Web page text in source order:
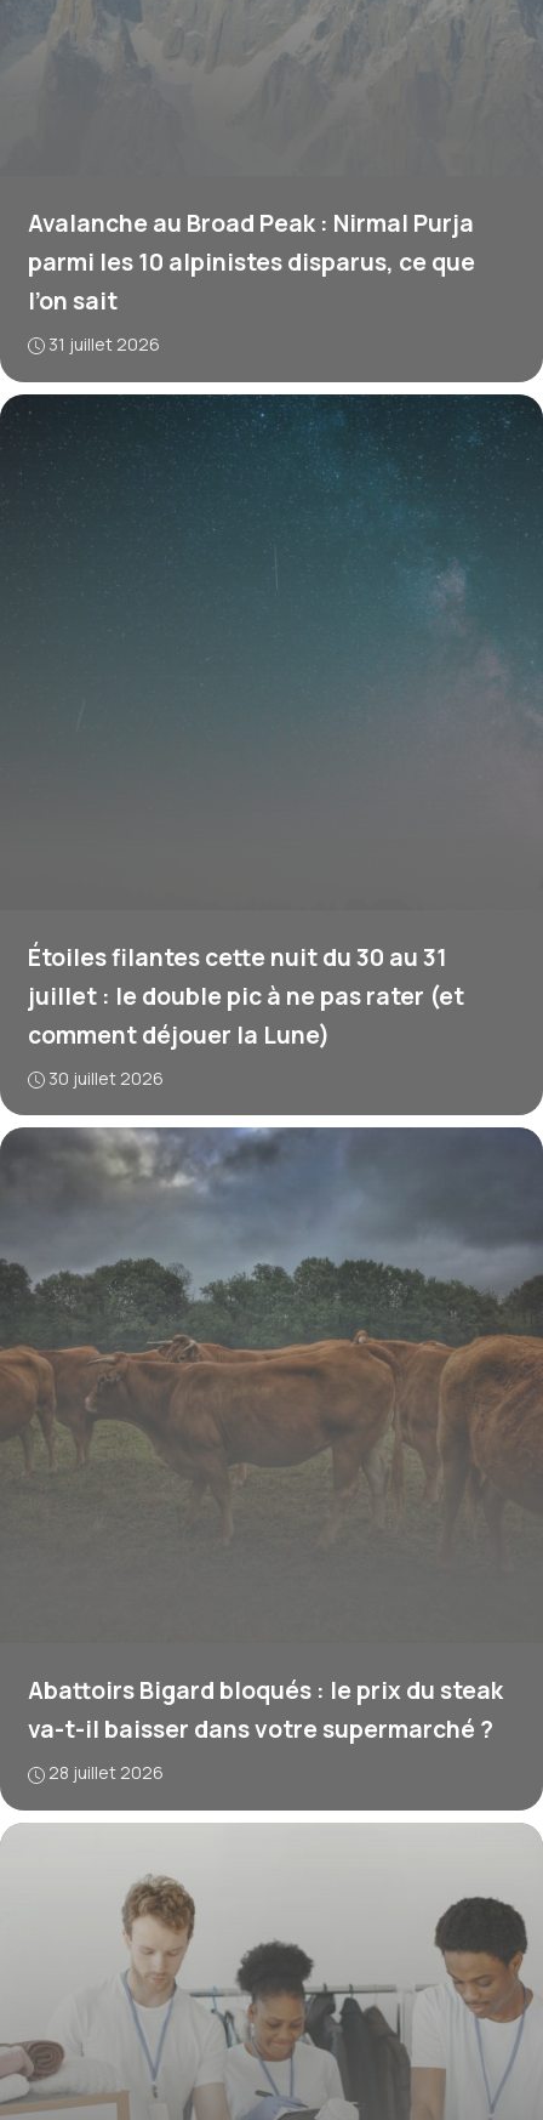
Avalanche au Broad Peak : Nirmal Purja
parmi les 10 alpinistes disparus, ce que
l’on sait
31 juillet 2026
Étoiles filantes cette nuit du 30 au 31
juillet : le double pic à ne pas rater (et
comment déjouer la Lune)
30 juillet 2026
Abattoirs Bigard bloqués : le prix du steak
va-t-il baisser dans votre supermarché ?
28 juillet 2026